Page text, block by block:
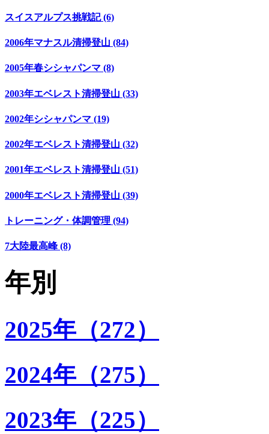
スイスアルプス挑戦記 (6)
2006年マナスル清掃登山 (84)
2005年春シシャパンマ (8)
2003年エベレスト清掃登山 (33)
2002年シシャパンマ (19)
2002年エベレスト清掃登山 (32)
2001年エベレスト清掃登山 (51)
2000年エベレスト清掃登山 (39)
トレーニング・体調管理 (94)
7大陸最高峰 (8)
年別
2025年（272）
2024年（275）
2023年（225）